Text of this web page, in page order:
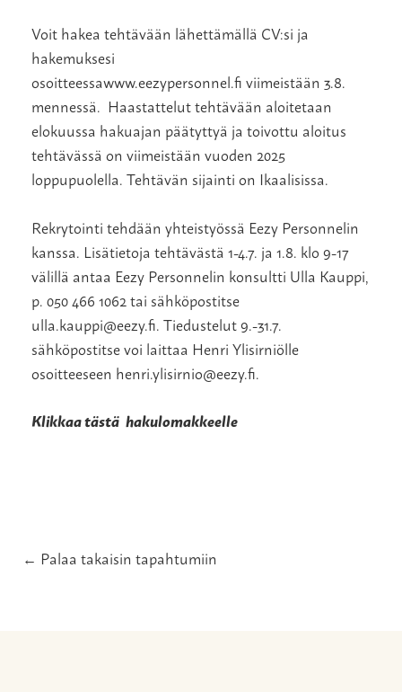
Voit hakea tehtävään lähettämällä CV:si ja
hakemuksesi
osoitteessawww.eezypersonnel.fiviimeistään 3.8.
mennessä. Haastattelut tehtävään aloitetaan
elokuussa hakuajan päätyttyä ja toivottu aloitus
tehtävässä on viimeistään vuoden 2025
loppupuolella. Tehtävän sijainti on Ikaalisissa.
Rekrytointi tehdään yhteistyössä Eezy Personnelin
kanssa. Lisätietoja tehtävästä 1-4.7. ja 1.8. klo 9-17
välillä antaa Eezy Personnelin konsultti Ulla Kauppi,
p. 050 466 1062 tai sähköpostitse
ulla.kauppi@eezy.fi. Tiedustelut 9.-31.7.
sähköpostitse voi laittaa Henri Ylisirniölle
osoitteeseen henri.ylisirnio@eezy.fi.
Klikkaa tästä hakulomakkeelle
← Palaa takaisin tapahtumiin